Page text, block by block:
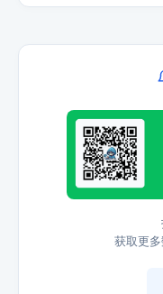
获取更